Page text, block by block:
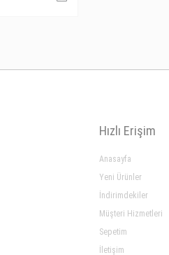
Hızlı Erişim
Anasayfa
Yeni Ürünler
İndirimdekiler
Müşteri Hizmetleri
Sepetim
İletişim